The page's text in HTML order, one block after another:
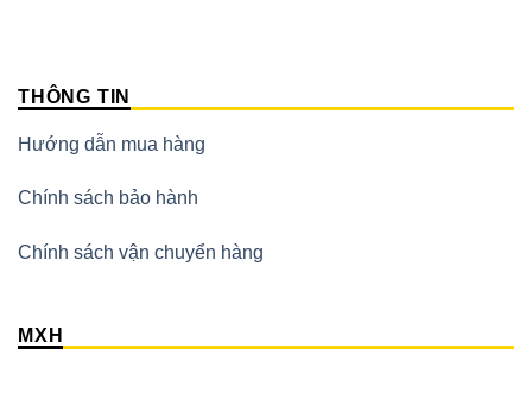
THÔNG TIN
Hướng dẫn mua hàng
Chính sách bảo hành
Chính sách vận chuyển hàng
MXH